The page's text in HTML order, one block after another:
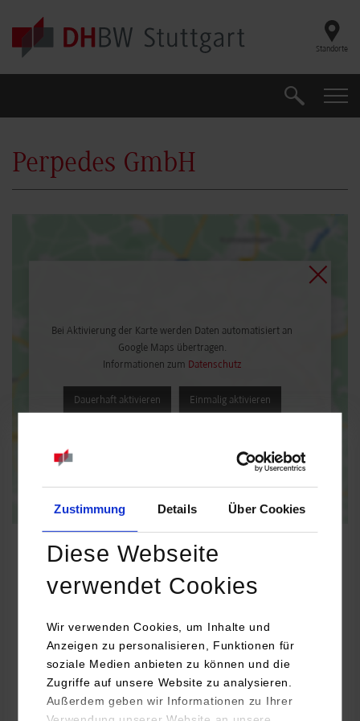
Zustimmung Details Über Cookies
Diese Webseite
verwendet Cookies
Wir verwenden Cookies, um Inhalte und
Anzeigen zu personalisieren, Funktionen für
soziale Medien anbieten zu können und die
Zugriffe auf unsere Website zu analysieren.
Außerdem geben wir Informationen zu Ihrer
Skip to main content
Standorte
Suche
Perpedes GmbH
Bei Aktivierung der Karte werden Daten automatisiert an
Google Maps übertragen.
Informationen zum Datenschutz
Dauerhaft aktivieren Einmalig aktivieren
BWL-Gesundheitsmanagement
Perpedes GmbH
Härtwasen 8 - 14
73252 Lenningen
www.perpedes.de